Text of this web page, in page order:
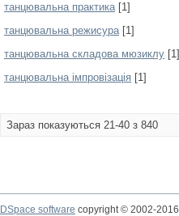
танцювальна практика[1]
танцювальна режисура[1]
танцювальна складова мюзиклу [1]
танцювальна імпровізація [1]
Зараз показуються 21-40 з 840
DSpace software copyright © 2002-2016